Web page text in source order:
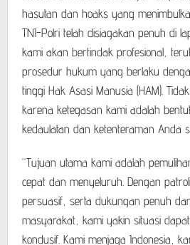
hasutan dan hoaks yang
TNI-Polri telah disiagakan penuh di
kami akan bertindak profesional,
prosedur hukum yang berlaku
tinggi Hak Asasi Manusia (HAM).
karena ketegasan kami adalah
kedaulatan dan ketenteraman Anda
“Tujuan utama kami adalah
cepat dan menyeluruh. Dengan
persuasif, serta dukungan penuh
masyarakat, kami yakin situasi
kondusif. Kami menjaga Indonesia,